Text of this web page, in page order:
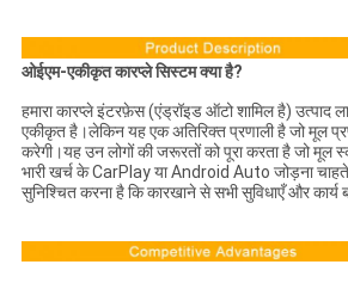
ओईएम-एकीकृत कारप्ले सिस्टम क्या है?
हमारा कारप्ले इंटरफ़ेस (एंड्रॉइड ऑटो शामिल है) उत्पाद
एकीकृत है।लेकिन यह एक अतिरिक्त प्रणाली है जो मूल
करेगी।यह उन लोगों की जरूरतों को पूरा करता है जो मूल
भारी खर्च के CarPlay या Android Auto जोड़ना चाहते
सुनिश्चित करना है कि कारखाने से सभी सुविधाएँ और कार्य